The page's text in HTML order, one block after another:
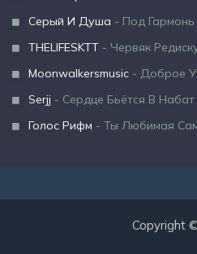
Серый И Душа - Под Гармонь
THELIFESKTT - Червяк
Moonwalkersmusic - Доброе
Serjj - Сердце Бьётся В Набат
Голос Рифм - Ты Любимая
Copyright